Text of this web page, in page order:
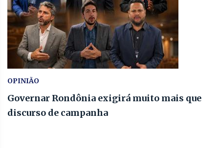
OPINIÃO
Governar Rondônia exigirá muito mais que
discurso de campanha